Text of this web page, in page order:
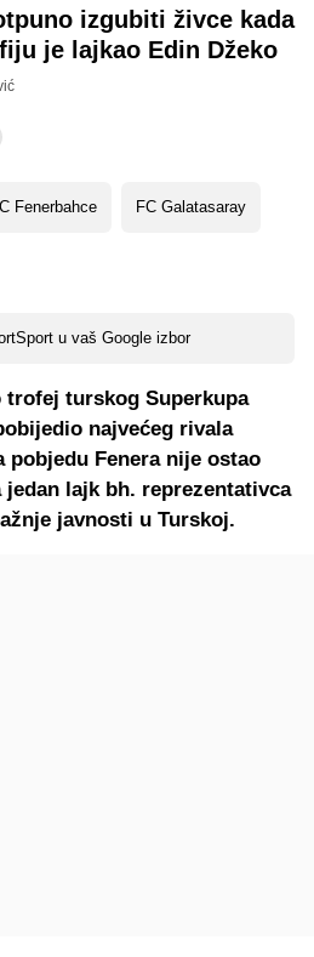
izgubiti živce kada
je lajkao Edin Džeko
Fenerbahce FC Galatasaray
u vaš Google izbor
trofej turskog Superkupa
najvećeg rivala
pobjedu Fenera nije ostao
lajk bh. reprezentativca
javnosti u Turskoj.